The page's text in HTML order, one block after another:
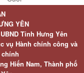
YÊN
Tỉnh Hưng Yên
vụ Hành chính công và
Hiến Nam, Thành phố